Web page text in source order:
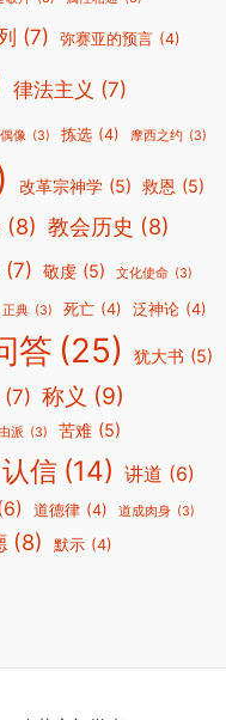
(7) 弥赛亚的预言 (4)
律法主义 (7)
像 (3) 拣选 (4) 摩西之约 (3)
改革宗神学 (5) 救恩 (5)
(8) 教会历史 (8)
(7) 敬虔 (5) 文化使命 (3)
正典 (3) 死亡 (4) 泛神论 (4)
答 (25) 犹大书 (5)
(7) 称义 (9)
派 (3) 苦难 (5)
认信 (14) 讲道 (6)
道德律 (4) 道成肉身 (3)
(8) 默示 (4)